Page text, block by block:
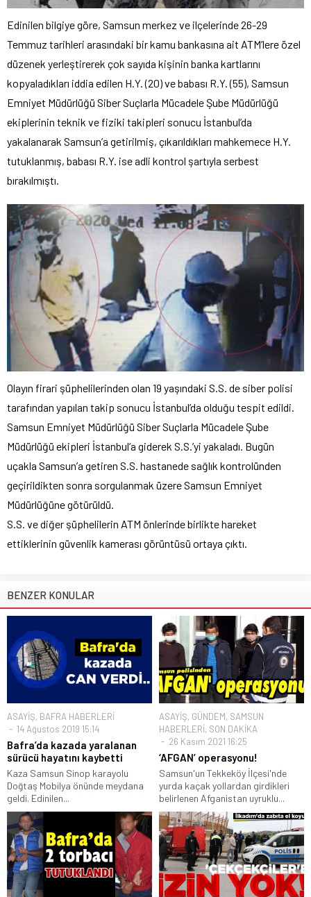
Edinilen bilgiye göre, Samsun merkez ve ilçelerinde 26-29
Temmuz tarihleri arasındaki bir kamu bankasına ait ATM’lere özel
düzenek yerleştirerek çok sayıda kişinin banka kartlarını
kopyaladıkları iddia edilen H.Y. (20) ve babası R.Y. (55), Samsun
Emniyet Müdürlüğü Siber Suçlarla Mücadele Şube Müdürlüğü
ekiplerinin teknik ve fiziki takipleri sonucu İstanbul’da
yakalanarak Samsun’a getirilmiş, çıkarıldıkları mahkemece H.Y.
tutuklanmış, babası R.Y. ise adli kontrol şartıyla serbest
bırakılmıştı.
Olayın firari şüphelilerinden olan 19 yaşındaki S.S. de siber polisi
tarafından yapılan takip sonucu İstanbul’da olduğu tespit edildi.
Samsun Emniyet Müdürlüğü Siber Suçlarla Mücadele Şube
Müdürlüğü ekipleri İstanbul’a giderek S.S.’yi yakaladı. Bugün
uçakla Samsun’a getiren S.S. hastanede sağlık kontrolünden
geçirildikten sonra sorgulanmak üzere Samsun Emniyet
Müdürlüğüne götürüldü.
S.S. ve diğer şüphelilerin ATM önlerinde birlikte hareket
ettiklerinin güvenlik kamerası görüntüsü ortaya çıktı.
BENZER KONULAR
ASAYİŞ, BAFRA HABERLERİ
14 Ağustos 2019 15:14
Bafra’da kazada yaralanan
sürücü hayatını kaybetti
Kaza Samsun Sinop karayolu
Doğtaş Mobilya önünde meydana
geldi. Edinilen...
ASAYİŞ, GÜNDEM, SAMSUN
HABERLERİ, SON DAKİKA
26 Kasım 2021 16:25
‘AFGAN’ operasyonu!
Samsun'un Tekkeköy İlçesi'nde
yurda kaçak yollardan girdikleri
belirlenen Afganistan uyruklu...